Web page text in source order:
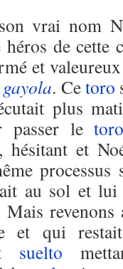
vrai nom
de
et
gayola. Cetoro
plus
passer le
et
au sol et
Mais revenons
et qui
suelto